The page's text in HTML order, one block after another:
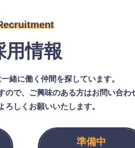
用情報
緒に働く仲間を探しています。
ので、ご興味のある方はお問い合わ
ろしくお願いいたします。
準備中